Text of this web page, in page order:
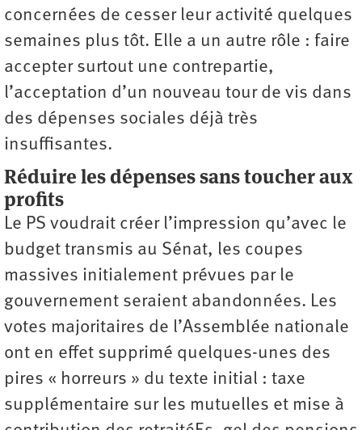
concernées de cesser leur activité quelques
semaines plus tôt. Elle a un autre rôle : faire
accepter surtout une contrepartie,
l’acceptation d’un nouveau tour de vis dans
des dépenses sociales déjà très
insuffisantes.
Réduire les dépenses sans toucher aux
profits
Le PS voudrait créer l’impression qu’avec le
budget transmis au Sénat, les coupes
massives initialement prévues par le
gouvernement seraient ­abandonnées. Les
votes majoritaires de l’Assemblée nationale
ont en effet supprimé quelques-unes des
pires « horreurs » du texte initial : taxe
supplémentaire sur les mutuelles et mise à